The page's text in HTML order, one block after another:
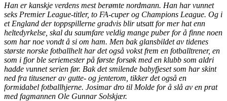
Han er kanskje verdens mest berømte nordmann. Han har vunnet
seks Premier League-titler, to FA-cuper og Champions League. Og i
et England der toppspillerne gradvis blir utsatt for mer hat enn
heltedyrkelse, skal du saumfare veldig mange puber for å finne noen
som har noe vondt å si om ham. Men bak glansbildet av tidenes
største norske fotballhelt har det også vokst frem en fotballtrener, en
som i fjor ble seriemester på første forsøk med en klubb som aldri
hadde vunnet serien før. Bak det smilende babyfjeset som har skint
ned fra titusener av gutte- og jenterom, tikker det også en
formidabel fotballhjerne. Josimar dro til Molde for å slå av en prat
med fagmannen Ole Gunnar Solskjær.